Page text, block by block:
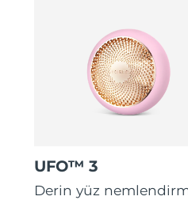
UFO™ 3
Derin yüz